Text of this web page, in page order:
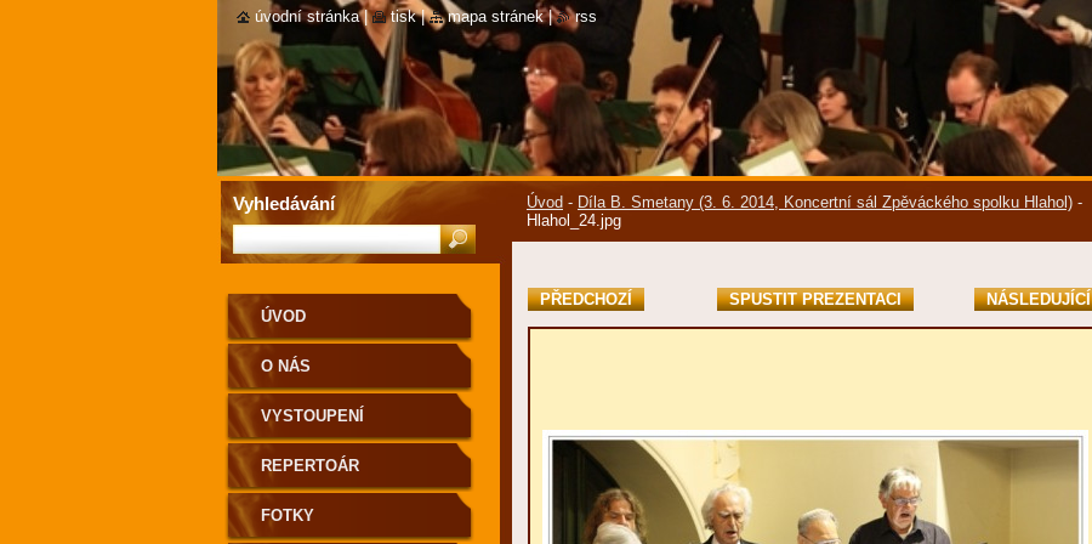
Úvod - Díla B. Smetany (3. 6. 2014, Koncertní sál Zpěváckého spolku Hlahol) -
Hlahol_24.jpg
PŘEDCHOZÍ SPUSTIT PREZENTACI
NÁSLEDUJÍCÍ
ÚVOD
O NÁS
VYSTOUPENÍ
REPERTOÁR
FOTKY
Vyhledávání
úvodní stránka | tisk | mapa stránek | rss